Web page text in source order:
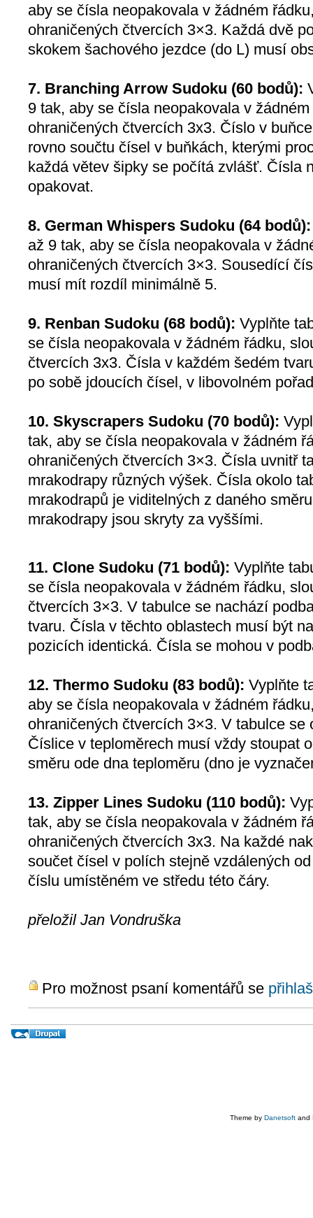
aby se čísla neopakovala v žádném
ohraničených čtvercích 3×3. Každá dvě
skokem šachového jezdce (do L) musí
7. Branching Arrow Sudoku (60 bodů):
9 tak, aby se čísla neopakovala v
ohraničených čtvercích 3x3. Číslo v
rovno součtu čísel v buňkách, kterými
každá větev šipky se počítá zvlášť. Čísla
opakovat.
8. German Whispers Sudoku (64 bodů):
až 9 tak, aby se čísla neopakovala v
ohraničených čtvercích 3×3. Sousedící
musí mít rozdíl minimálně 5.
9. Renban Sudoku (68 bodů): Vyplňte
se čísla neopakovala v žádném řádku,
čtvercích 3x3. Čísla v každém šedém
po sobě jdoucích čísel, v libovolném
10. Skyscrapers Sudoku (70 bodů):
tak, aby se čísla neopakovala v žádném
ohraničených čtvercích 3×3. Čísla uvnitř
mrakodrapy různých výšek. Čísla okolo
mrakodrapů je viditelných z daného
mrakodrapy jsou skryty za vyššími.
11. Clone Sudoku (71 bodů): Vyplňte
se čísla neopakovala v žádném řádku,
čtvercích 3×3. V tabulce se nachází
tvaru. Čísla v těchto oblastech musí být
pozicích identická. Čísla se mohou v
12. Thermo Sudoku (83 bodů): Vyplňte
aby se čísla neopakovala v žádném
ohraničených čtvercích 3×3. V tabulce se
Číslice v teploměrech musí vždy stoupat
směru ode dna teploměru (dno je
13. Zipper Lines Sudoku (110 bodů):
tak, aby se čísla neopakovala v žádném
ohraničených čtvercích 3x3. Na každé
součet čísel v polích stejně vzdálených
číslu umístěném ve středu této čáry.
přeložil Jan Vondruška
Pro možnost psaní komentářů se
Theme by Danetsoft and